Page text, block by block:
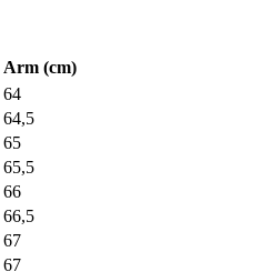
Arm (cm)
64
64,5
65
65,5
66
66,5
67
67